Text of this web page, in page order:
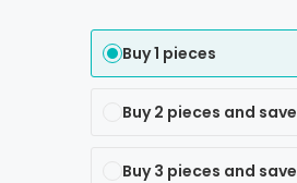
Buy 1 pieces
Buy 2 pieces and
Buy 3 pieces and